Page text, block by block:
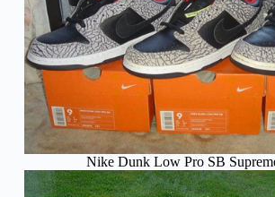
Nike Dunk Low Pro SB